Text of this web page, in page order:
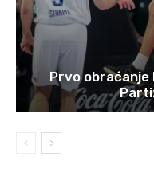
Prvo obraćanje